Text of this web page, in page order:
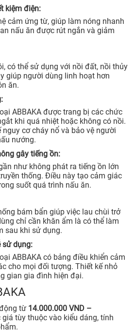
kiệm điện:
cảm ứng từ, giúp làm nóng nhanh
nấu ăn được rút ngắn và giảm
có thể sử dụng với nồi đất, nồi thủy
giúp người dùng linh hoạt hơn
ăn.
ABBAKA được trang bị các chức
khi quá nhiệt hoặc không có nồi.
cơ cháy nổ và bảo vệ người
nướng.
gây tiếng ồn:
như không phát ra tiếng ồn lớn
thống. Điều này tạo cảm giác
suốt quá trình nấu ăn.
bám bẩn giúp việc lau chùi trở
chỉ cần khăn ẩm là có thể làm
sau khi sử dụng.
sử dụng:
ABBAKA có bảng điều khiển cảm
cho mọi đối tượng. Thiết kế nhỏ
gian gia đình hiện đại.
từ 14.000.000 VND –
giá tùy thuộc vào kiểu dáng, tính